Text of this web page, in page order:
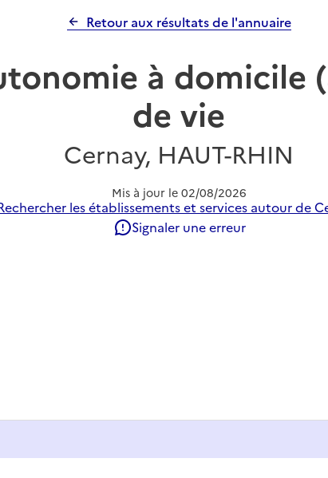
Retour aux résultats de l'annuaire
à domicile
de vie
Cernay, HAUT-RHIN
Mis à jour le 02/08/2026
les établissements et services autour de
Signaler une erreur